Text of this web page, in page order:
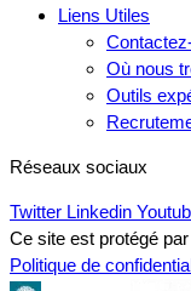
Liens Utiles
Où nous
Outils
Réseaux sociaux
Twitter Linkedin
Ce site est protégé
Politique de